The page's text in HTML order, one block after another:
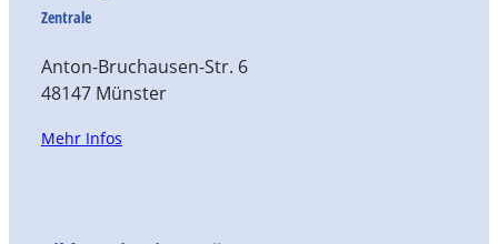
Zentrale
Anton-Bruchausen-Str. 6
48147 Münster
Mehr Infos